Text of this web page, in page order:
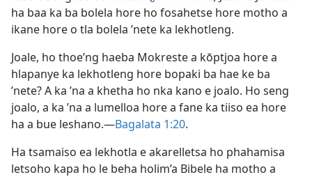
ha baa ka ba bolela hore ho fosahetse hore motho a
ikane hore o tla bolela ’nete ka lekhotleng.
Joale, ho thoe’ng haeba Mokreste a kōptjoa hore a
hlapanye ka lekhotleng hore bopaki ba hae ke ba
’nete? A ka ’na a khetha ho nka kano e joalo. Ho seng
joalo, a ka ’na a lumelloa hore a fane ka tiiso ea hore
ha a bue leshano.—Bagalata 1:20.
Ha tsamaiso ea lekhotla e akarelletsa ho phahamisa
letsoho kapa ho le beha holim’a Bibele ha motho a